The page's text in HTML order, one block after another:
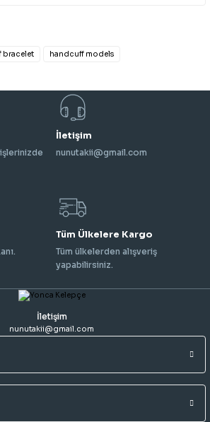
bracelet handcuff models
İletişim
nunutakii@gmail.com
Tüm Ülkelere Kargo
Tüm ülkelerden alışveriş
yapabilirsiniz.
İletişim
nunutakii@gmail.com